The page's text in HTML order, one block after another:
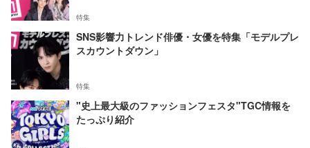
特集
SNS影響力トレンド俳優・女優を特集「モデルプレ
スカウントダウン」
特集
"史上最大級のファッションフェスタ"TGC情報を
たっぷり紹介